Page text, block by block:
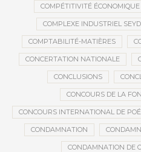
COMPÉTITIVITÉ ÉCONOMIQUE
COMPLEXE INDUSTRIEL
COMPTABILITÉ-MATIÈRES
CONCERTATION NATIONALE
CONCLUSIONS
CONCOURS DE LA
CONCOURS INTERNATIONAL DE
CONDAMNATION
CONDAMNATION DE